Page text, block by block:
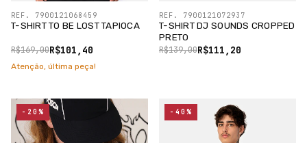
T-SHIRT TO BE LOST TAPIOCA
R$101,40
R$169,00
REF. 7900121068459
Atenção, última peça!
T-SHIRT DJ SOUNDS CROPPED
PRETO
R$111,20
R$139,00
REF. 7900121072937
-20% -40%